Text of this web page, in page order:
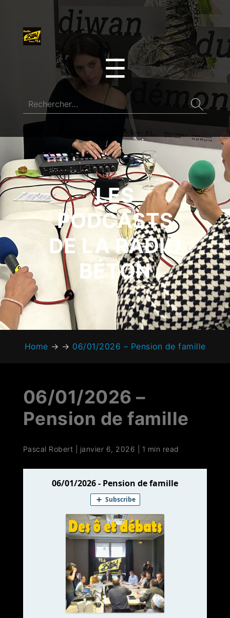
☰
LES
PODCASTS
DE LA RADIO
BÉTON
Home → → 06/01/2026 – Pension de famille
06/01/2026 –
Pension de famille
Pascal Robert janvier 6, 2026 1 min read